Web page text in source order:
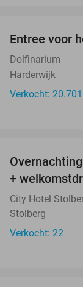
Entree voor
Dolfinarium
Harderwijk
Verkocht: 20.701
+
City Hotel
Stolberg
Verkocht: 22